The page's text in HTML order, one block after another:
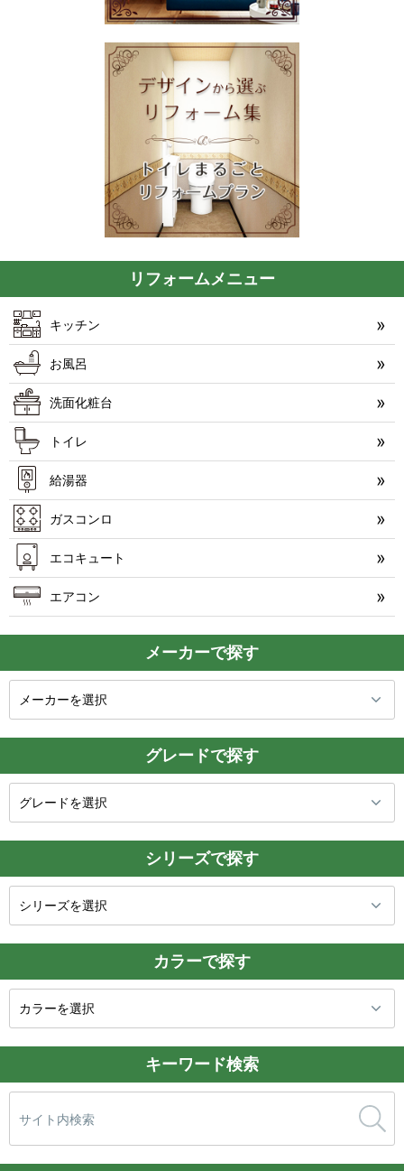
リフォームメニュー
キッチン
お風呂
洗面化粧台
トイレ
給湯器
ガスコンロ
エコキュート
エアコン
メーカーで探す
グレードで探す
シリーズで探す
カラーで探す
キーワード検索
索: